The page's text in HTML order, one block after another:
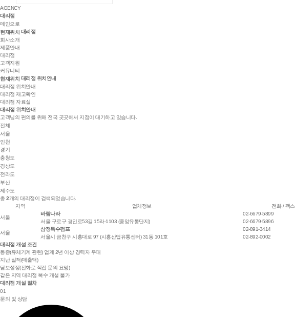
AGENCY
대리점
메인으로
현재위치 대리점
회사소개
제품안내
대리점
고객지원
커뮤니티
현재위치 대리점 위치안내
대리점 위치안내
대리점 재고확인
대리점 자료실
대리점 위치안내
고객님의 편의를 위해 전국 곳곳에서 지점이 대기하고 있습니다.
전체
서울
인천
경기
충청도
경상도
전라도
부산
제주도
총2개의 대리점이 검색되었습니다.
지역
업체정보 전화 / 팩스
서울
바람나라
서울 구로구 경인로53길 15라-1103 (중앙유통단지)
02-6679-5899
02-6679-5896
서울
삼정특수펌프
서울시 금천구 시흥대로 97 (시흥산업유통센터) 31동 101호
02-891-3414
02-892-0002
대리점 개설 조건
동종(유체기계 관련) 업계 2년 이상 경력자 우대
지난 실적(매출액)
담보설정(전화로 직접 문의 요망)
같은 지역 대리점 복수 개설 불가
대리점 개설 절차
01
문의 및 상담